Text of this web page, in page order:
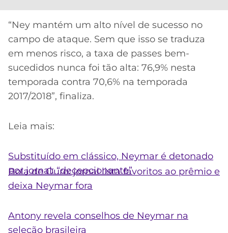
“Ney mantém um alto nível de sucesso no
campo de ataque. Sem que isso se traduza
em menos risco, a taxa de passes bem-
sucedidos nunca foi tão alta: 76,9% nesta
temporada contra 70,6% na temporada
2017/2018”, finaliza.
Leia mais:
Substituído em clássico, Neymar é detonado
por jornal: “decepcionante”
Bola de Ouro: jornal lista favoritos ao prêmio e
deixa Neymar fora
Antony revela conselhos de Neymar na
seleção brasileira